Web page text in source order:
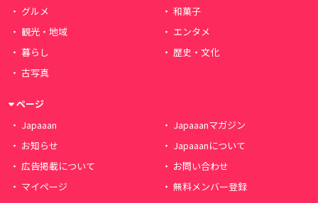
グルメ
和菓子
観光・地域
エンタメ
暮らし
歴史・文化
古写真
ページ
Japaaan
Japaaanマガジン
お知らせ
Japaaanについて
広告掲載について
お問い合わせ
マイページ
無料メンバー登録